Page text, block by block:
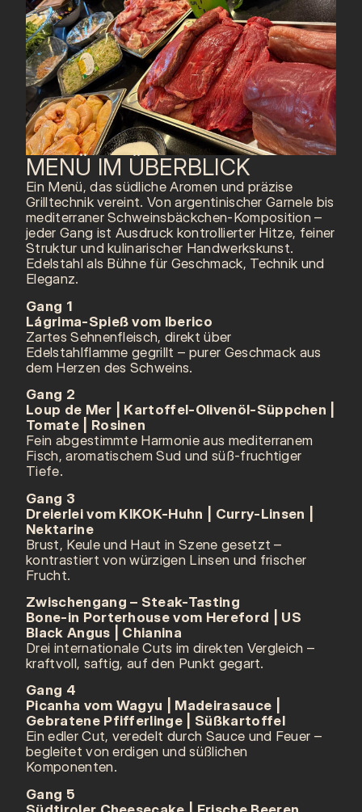
MENÜ IM ÜBERBLICK
Ein Menü, das südliche Aromen und präzise
Grilltechnik vereint. Von argentinischer Garnele bis
mediterraner Schweinsbäckchen-Komposition –
jeder Gang ist Ausdruck kontrollierter Hitze, feiner
Struktur und kulinarischer Handwerkskunst.
Edelstahl als Bühne für Geschmack, Technik und
Eleganz.
Gang 1
Lágrima-Spieß vom Iberico
Zartes Sehnenfleisch, direkt über
Edelstahlflamme gegrillt – purer Geschmack aus
dem Herzen des Schweins.
Gang 2
Loup de Mer | Kartoffel-Olivenöl-Süppchen |
Tomate | Rosinen
Fein abgestimmte Harmonie aus mediterranem
Fisch, aromatischem Sud und süß-fruchtiger
Tiefe.
Gang 3
Dreierlei vom KIKOK-Huhn | Curry-Linsen |
Nektarine
Brust, Keule und Haut in Szene gesetzt –
kontrastiert von würzigen Linsen und frischer
Frucht.
Zwischengang – Steak-Tasting
Bone-in Porterhouse vom Hereford | US
Black Angus | Chianina
Drei internationale Cuts im direkten Vergleich –
kraftvoll, saftig, auf den Punkt gegart.
Gang 4
Picanha vom Wagyu | Madeirasauce |
Gebratene Pfifferlinge | Süßkartoffel
Ein edler Cut, veredelt durch Sauce und Feuer –
begleitet von erdigen und süßlichen
Komponenten.
Gang 5